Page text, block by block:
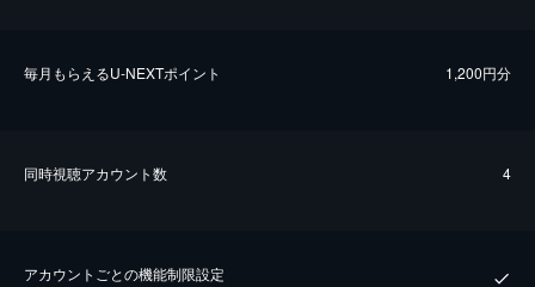
毎⽉もらえるU-NEXTポイント 1,200円分
同時視聴アカウント数 4
アカウントごとの機能制限設定